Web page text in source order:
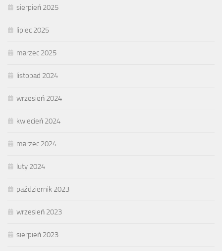
sierpień 2025
lipiec 2025
marzec 2025
listopad 2024
wrzesień 2024
kwiecień 2024
marzec 2024
luty 2024
październik 2023
wrzesień 2023
sierpień 2023